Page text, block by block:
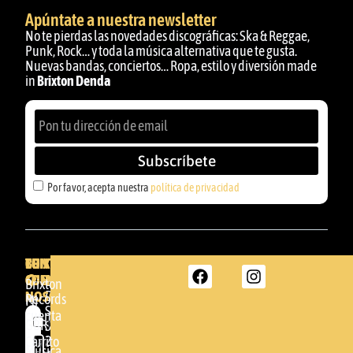
Apúntate a nuestra newsletter
No te pierdas las novedades discográficas: Ska & Reggae,
Punk, Rock… y toda la música alternativa que te gusta.
Nuevas bandas, conciertos… Ropa, estilo y diversión made
in Brixton Denda
Por favor, acepta nuestra política de privacidad
Subscríbete
BRIXTON
DENDA -
SHOP
Somera
24
BRIXTON
Brixton
Records
GBR
TU
CUENTA
Mi
cuenta
Carrito
CONTACTA
CON
NOSOTROS
Por
favor,